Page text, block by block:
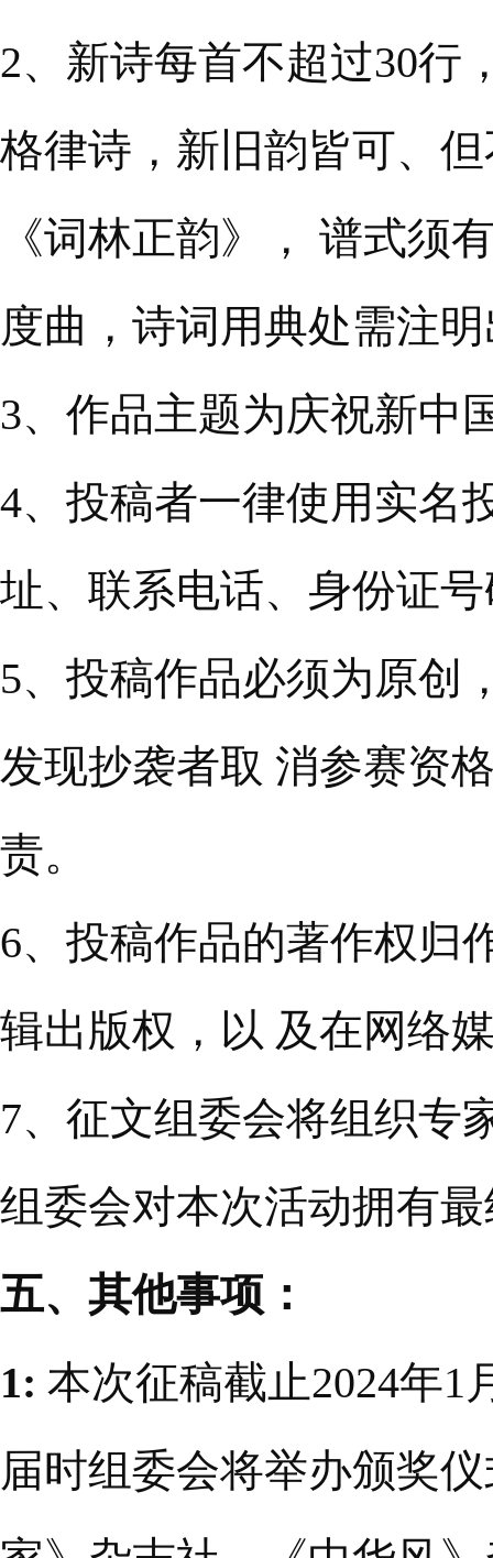
2、新诗每首不超过30行
格律诗，新旧韵皆可、
《词林正韵》， 谱式须
度曲，诗词用典处需注
3、作品主题为庆祝新中
4、投稿者一律使用实名
址、联系电话、身份证
5、投稿作品必须为原创
发现抄袭者取 消参赛资
责。
6、投稿作品的著作权归
辑出版权，以 及在网络
7、征文组委会将组织专
组委会对本次活动拥有
五、其他事项：
1: 本次征稿截止2024年1
届时组委会将举办颁奖